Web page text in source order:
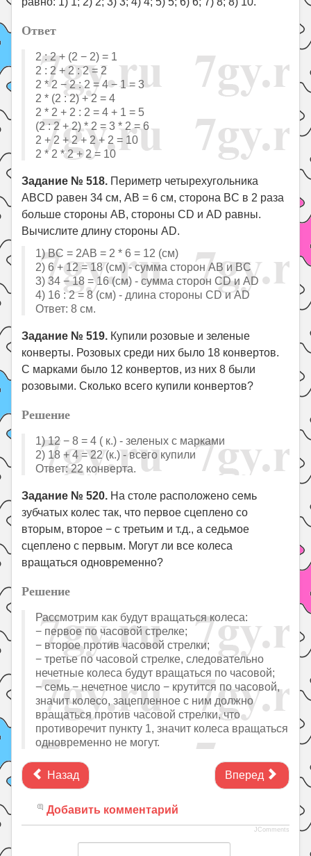
Ответ
2 : 2 + (2 − 2) = 1
2 : 2 + 2 : 2 = 2
2 * 2 − 2 : 2 = 4 − 1 = 3
2 * (2 : 2) + 2 = 4
2 * 2 + 2 : 2 = 4 + 1 = 5
(2 : 2 + 2) * 2 = 3 * 2 = 6
2 + 2 + 2 + 2 + 2 = 10
2 * 2 * 2 + 2 = 10
Задание № 518. Периметр четырехугольника
ABCD равен 34 см, AB = 6 см, сторона BC в 2 раза
больше стороны AB, стороны CD и AD равны.
Вычислите длину стороны AD.
1) BC = 2AB = 2 * 6 = 12 (см)
2) 6 + 12 = 18 (см) - сумма сторон AB и BC
3) 34 − 18 = 16 (см) - сумма сторон CD и AD
4) 16 : 2 = 8 (см) - длина стороны CD и AD
Ответ: 8 см.
Задание № 519. Купили розовые и зеленые
конверты. Розовых среди них было 18 конвертов.
С марками было 12 конвертов, из них 8 были
розовыми. Сколько всего купили конвертов?
Решение
1) 12 − 8 = 4 ( к.) - зеленых с марками
2) 18 + 4 = 22 (к.) - всего купили
Ответ: 22 конверта.
Задание № 520. На столе расположено семь
зубчатых колес так, что первое сцеплено со
вторым, второе − с третьим и т.д., а седьмое
сцеплено с первым. Могут ли все колеса
вращаться одновременно?
Решение
Рассмотрим как будут вращаться колеса:
− первое по часовой стрелке;
− второе против часовой стрелки;
− третье по часовой стрелке, следовательно
нечетные колеса будут вращаться по часовой;
− семь − нечетное число − крутится по часовой,
значит колесо, зацепленное с ним должно
вращаться против часовой стрелки, что
противоречит пункту 1, значит колеса вращаться
одновременно не могут.
Назад Вперед
Добавить комментарий
JComments